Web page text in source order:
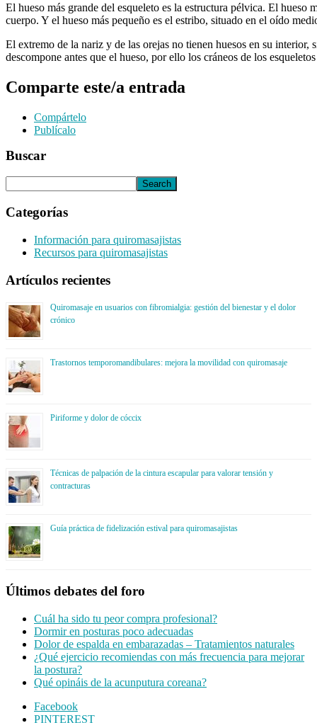
El hueso más grande del esqueleto es la estructura pélvica. El
cuerpo. Y el hueso más pequeño es el estribo, situado en el oído
El extremo de la nariz y de las orejas no tienen huesos en su
descompone antes que el hueso, por ello los cráneos de los
Comparte este/a entrada
Compártelo
Publícalo
Buscar
Categorías
Información para quiromasajistas
Recursos para quiromasajistas
Artículos recientes
Quiromasaje en usuarios con fibromialgia: gestión del bienestar y el dolor
crónico
Trastornos temporomandibulares: mejora la movilidad con quiromasaje
Piriforme y dolor de cóccix
Técnicas de palpación de la cintura escapular para valorar tensión y
contracturas
Guía práctica de fidelización estival para quiromasajistas
Últimos debates del foro
Cuál ha sido tu peor compra profesional?
Dormir en posturas poco adecuadas
Dolor de espalda en embarazadas – Tratamientos naturales
¿Qué ejercicio recomiendas con más frecuencia para mejorar
la postura?
Qué opináis de la acunputura coreana?
FooterFacebook
PINTEREST